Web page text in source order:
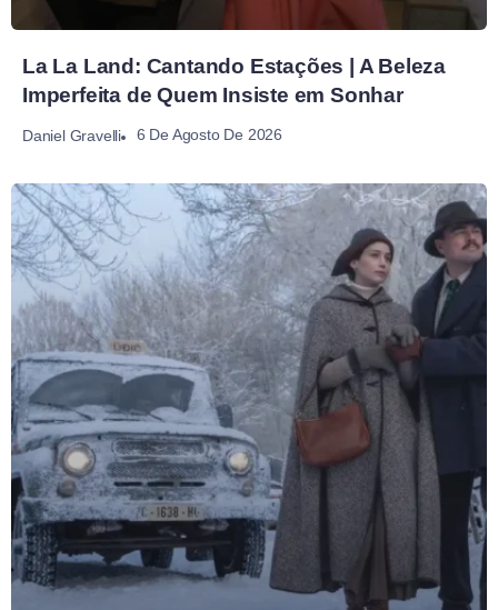
La La Land: Cantando Estações | A Beleza
Imperfeita de Quem Insiste em Sonhar
Daniel Gravelli 6 De Agosto De 2026